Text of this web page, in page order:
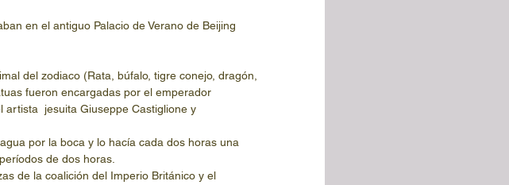
del zodiaco (Rata, búfalo, tigre conejo, dragón,
fueron encargadas por el emperador
jesuita Giuseppe Castiglione y
por la boca y lo hacía cada dos horas una
de dos horas.
de la coalición del Imperio Británico y el